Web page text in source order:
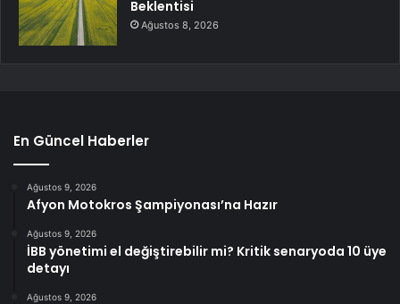
Beklentisi
Ağustos 8, 2026
En Güncel Haberler
Ağustos 9, 2026
Afyon Motokros Şampiyonası’na Hazır
Ağustos 9, 2026
İBB yönetimi el değiştirebilir mi? Kritik senaryoda 10 üye
detayı
Ağustos 9, 2026